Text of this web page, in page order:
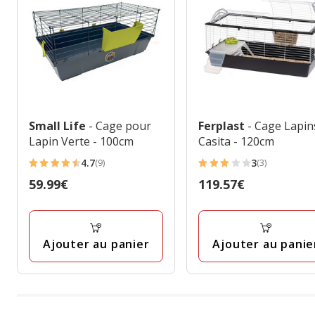
Small Life - Cage pour
Lapin Verte - 100cm
4.7
étoiles
avis
4.7(9)
Prix
59.99€
Ajouter au panier
Ferplast - Cage
Casita - 120cm
3
étoiles
avis
3(3)
Prix
119.57€
Ajouter au